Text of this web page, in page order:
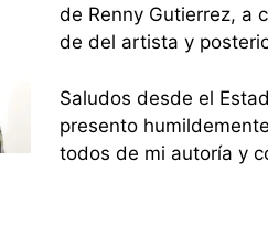
de Renny Gutierrez, a
de del artista y
Saludos desde el
presento
todos de mi autoría y